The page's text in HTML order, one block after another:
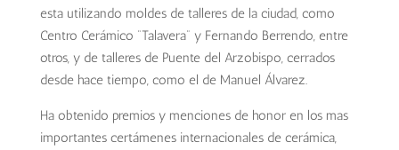
esta utilizando moldes de talleres de la ciudad, como
Centro Cerámico “Talavera” y Fernando Berrendo, entre
otros, y de talleres de Puente del Arzobispo, cerrados
desde hace tiempo, como el de Manuel Álvarez.
Ha obtenido premios y menciones de honor en los mas
importantes certámenes internacionales de cerámica,